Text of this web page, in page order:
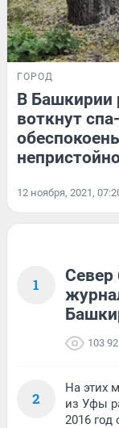
ГОРОД
В Башкирии
воткнут
12 ноября, 2021,
1
Север
103
2
На этих
из Уфы
2016